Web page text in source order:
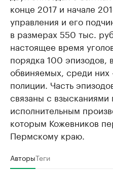
конце 2017 и начале
управления и его
в размерах 550 тыс.
настоящее время
порядка 100 эпизодов,
обвиняемых, среди них
полиции. Часть
связаны с
исполнительным
которым Кожевников
Пермскому краю.
АвторыТеги